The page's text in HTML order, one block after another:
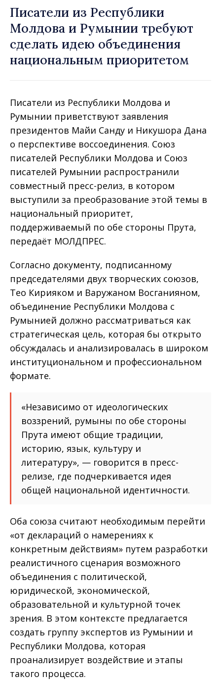
Писатели из Республики
Молдова и Румынии требуют
сделать идею объединения
национальным приоритетом
Писатели из Республики Молдова и
Румынии приветствуют заявления
президентов Майи Санду и Никушора Дана
о перспективе воссоединения. Союз
писателей Республики Молдова и Союз
писателей Румынии распространили
совместный пресс-релиз, в котором
выступили за преобразование этой темы в
национальный приоритет,
поддерживаемый по обе стороны Прута,
передаёт МОЛДПРЕС.
Согласно документу, подписанному
председателями двух творческих союзов,
Тео Кирияком и Варужаном Восганияном,
объединение Республики Молдова с
Румынией должно рассматриваться как
стратегическая цель, которая бы открыто
обсуждалась и анализировалась в широком
институциональном и профессиональном
формате.
«Независимо от идеологических
воззрений, румыны по обе стороны
Прута имеют общие традиции,
историю, язык, культуру и
литературу», — говорится в пресс-
релизе, где подчеркивается идея
общей национальной идентичности.
Оба союза считают необходимым перейти
«от деклараций о намерениях к
конкретным действиям» путем разработки
реалистичного сценария возможного
объединения с политической,
юридической, экономической,
образовательной и культурной точек
зрения. В этом контексте предлагается
создать группу экспертов из Румынии и
Республики Молдова, которая
проанализирует воздействие и этапы
такого процесса.